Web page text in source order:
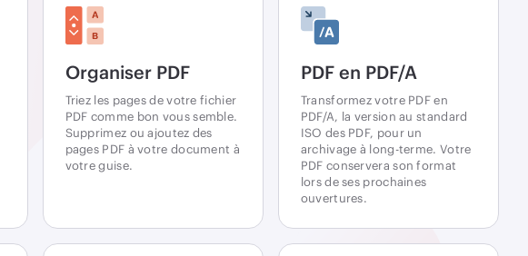
Organiser PDF
Triez les pages de votre fichier
PDF comme bon vous semble.
Supprimez ou ajoutez des
pages PDF à votre document à
votre guise.
PDF en PDF/A
Transformez votre PDF en
PDF/A, la version au standard
ISO des PDF, pour un
archivage à long-terme. Votre
PDF conservera son format
lors de ses prochaines
ouvertures.